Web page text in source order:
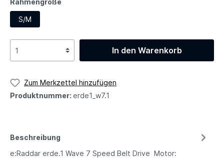
Rahmengröße
S/M
In den Warenkorb
Zum Merkzettel hinzufügen
Produktnummer: erde1_w7.1
Beschreibung
e:Raddar erde.1 Wave 7 Speed Belt Drive Motor: